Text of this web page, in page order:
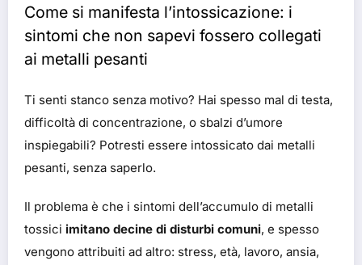
Come si manifesta l’intossicazione: i
sintomi che non sapevi fossero collegati
ai metalli pesanti
Ti senti stanco senza motivo? Hai spesso mal di testa,
difficoltà di concentrazione, o sbalzi d’umore
inspiegabili? Potresti essere intossicato dai metalli
pesanti, senza saperlo.
Il problema è che i sintomi dell’accumulo di metalli
tossici imitano decine di disturbi comuni, e spesso
vengono attribuiti ad altro: stress, età, lavoro, ansia,